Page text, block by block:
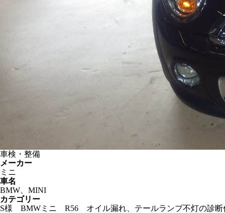
車検・整備
メーカー
ミニ
車名
BMW、MINI
カテゴリー
S様 BMWミニ R56 オイル漏れ、テールランプ不灯の診断